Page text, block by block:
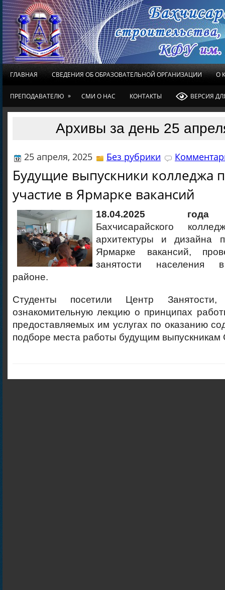
ГЛАВНАЯ СВЕДЕНИЯ ОБ ОБРАЗОВАТЕЛЬНОЙ ОРГАНИЗАЦИИ О
ПРЕПОДАВАТЕЛЮ » СМИ О НАС КОНТАКТЫ ВЕРСИЯ
Архивы за день 25
25 апреля, 2025 Без рубрики
Будущие выпускники колледжа
участие в Ярмарке вакансий
18.04.2025 года
Бахчисарайского
архитектуры и дизайна
Ярмарке вакансий,
занятости населения
районе.
Студенты посетили Центр
ознакомительную лекцию о принципах
предоставляемых им услугах по оказанию
подборе места работы будущим